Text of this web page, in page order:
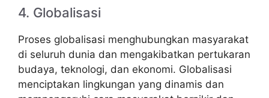
4. Globalisasi
Proses globalisasi menghubungkan masyarakat
di seluruh dunia dan mengakibatkan pertukaran
budaya, teknologi, dan ekonomi. Globalisasi
menciptakan lingkungan yang dinamis dan